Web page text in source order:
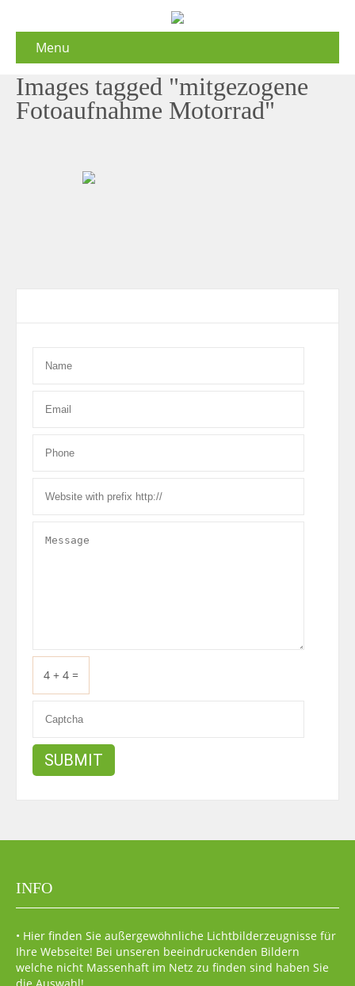
Menu
Images tagged "mitgezogene
Fotoaufnahme Motorrad"
4 + 4 =
INFO
• Hier finden Sie außergewöhnliche Lichtbilderzeugnisse für
Ihre Webseite! Bei unseren beeindruckenden Bildern
welche nicht Massenhaft im Netz zu finden sind haben Sie